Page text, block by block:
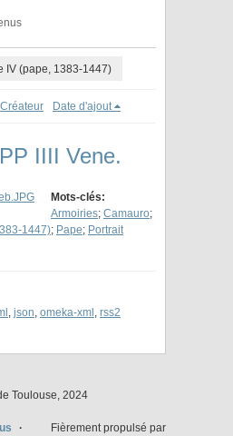
IV (pape, 1383-1447)
Créateur Date d'ajout
IIII Vene.
Mots-clés:
Armoiries; Camauro;
1447); Pape; Portrait
, json, omeka-xml , rss2
Toulouse, 2024
Fièrement propulsé par